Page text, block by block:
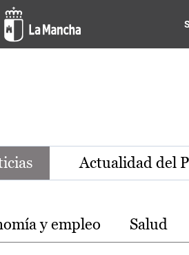
la región de
Actualidad del
y empleo Salud